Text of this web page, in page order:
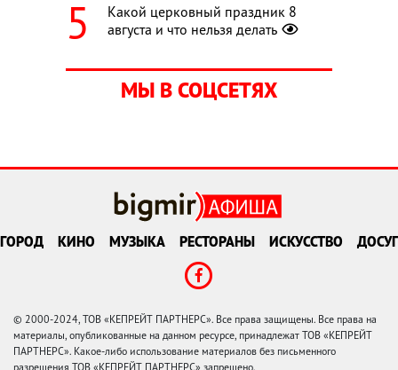
Какой церковный праздник 8
августа и что нельзя делать
МЫ В СОЦСЕТЯХ
ГОРОД КИНО МУЗЫКА РЕСТОРАНЫ ИСКУССТВО ДОСУГ
© 2000-2024, ТОВ «КЕПРЕЙТ ПАРТНЕРС». Все права защищены. Все права на
материалы, опубликованные на данном ресурсе, принадлежат ТОВ «КЕПРЕЙТ
ПАРТНЕРС». Какое-либо использование материалов без письменного
разрешения ТОВ «КЕПРЕЙТ ПАРТНЕРС» запрещено.